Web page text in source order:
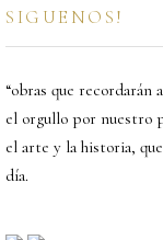
SIGUENOS!
“obras que recordarán
el orgullo por nuestro
el arte y la historia,
día.